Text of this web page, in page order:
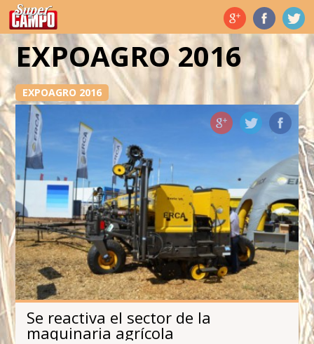
Temas de hoy
EXPOAGRO 2016
EXPOAGRO 2016
Se reactiva el sector de la
maquinaria agrícola